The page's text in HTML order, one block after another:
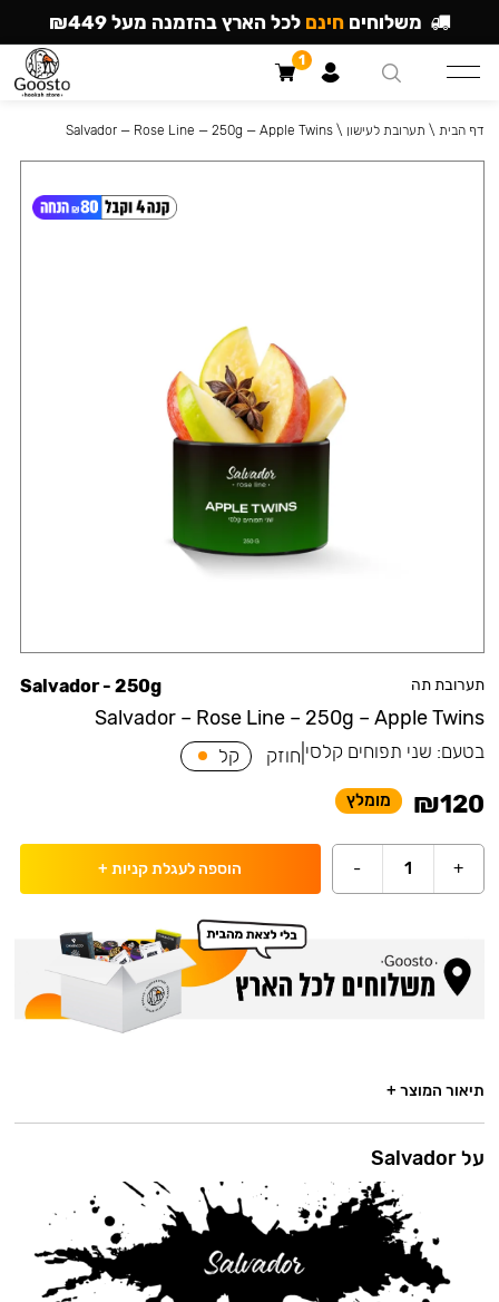
תערובת תה
Salvador – Rose Line – 250g – Apple Twins
Salvador - 250g
בטעם: שני תפוחים קלסי חוזק קל
₪120 מומלץ
+
1
- הוספה לעגלת קניות +
דף הבית \ תערובת לעישון \
Salvador — Rose Line — 250g — Apple Twins
תיאור המוצר +
על Salvador
משלוחים חינם לכל הארץ בהזמנה מעל ₪449
1